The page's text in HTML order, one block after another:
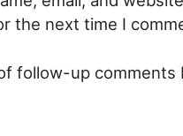
the next time I
follow-up comments